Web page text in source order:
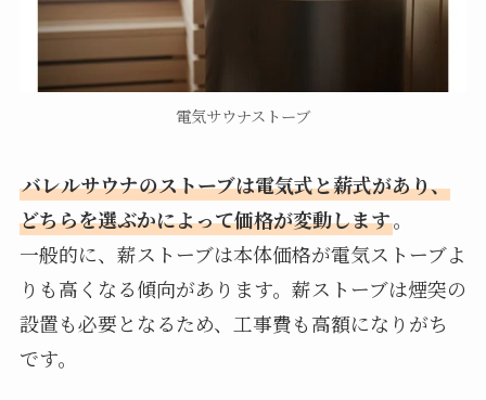
電気サウナストーブ
バレルサウナのストーブは電気式と薪式があり、
どちらを選ぶかによって価格が変動します。
一般的に、薪ストーブは本体価格が電気ストーブよ
りも高くなる傾向があります。薪ストーブは煙突の
設置も必要となるため、工事費も高額になりがち
です。